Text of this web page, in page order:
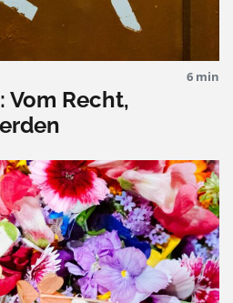
6 min
Vom Recht,